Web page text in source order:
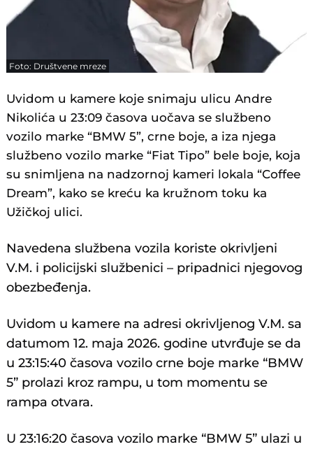
Foto: Društvene mreze
Uvidom u kamere koje snimaju ulicu Andre
Nikolića u 23:09 časova uočava se službeno
vozilo marke “BMW 5”, crne boje, a iza njega
službeno vozilo marke “Fiat Tipo” bele boje, koja
su snimljena na nadzornoj kameri lokala “Coffee
Dream”, kako se kreću ka kružnom toku ka
Užičkoj ulici.
Navedena službena vozila koriste okrivljeni
V.M. i policijski službenici – pripadnici njegovog
obezbeđenja.
Uvidom u kamere na adresi okrivljenog V.M. sa
datumom 12. maja 2026. godine utvrđuje se da
u 23:15:40 časova vozilo crne boje marke “BMW
5” prolazi kroz rampu, u tom momentu se
rampa otvara.
U 23:16:20 časova vozilo marke “BMW 5” ulazi u